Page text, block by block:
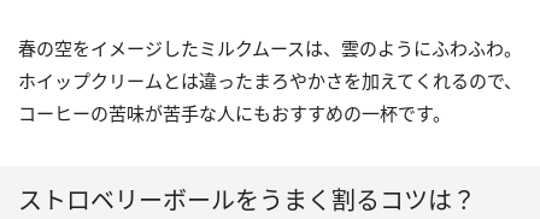
春の空をイメージしたミルクムースは、雲のようにふわふわ。
ホイップクリームとは違ったまろやかさを加えてくれるので、
コーヒーの苦味が苦手な人にもおすすめの一杯です。
ストロベリーボールをうまく割るコツは？